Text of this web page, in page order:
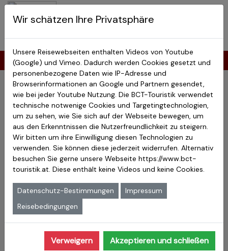
BCT-Touristik
Katalogbestellung Japanreisen
Bitte füllen Sie die Felder des Formulars aus und suchen Sie
sich die Kataloge aus. Wir werden Ihnen die gewünschten
Exemplare innerhalb der nächsten zwei Werktage zusenden.
Bitte beachten Sie, dass aus versandtechnischen Gründen
nicht mehr als zwei Kataloge zur gleichen Zeit bestellt werden
können.
Reisebedingungen Hinweise zum Datenschutz
Japan Studienreisen und Rundreisen
Wir schätzen Ihre Privatsphäre
Unsere Reisewebseiten enthalten Videos von Youtube
(Google) und Vimeo. Dadurch werden Cookies gesetzt und
personenbezogene Daten wie IP-Adresse und
Browserinformationen an Google und Partnern gesendet,
wie bei jeder Youtube Nutzung. Die BCT-Touristik verwendet
technische notwenige Cookies und Targetingtechnologien,
um zu sehen, wie Sie sich auf der Webseite bewegen, um
aus den Erkenntnissen die Nutzerfreundlichkeit zu steigern.
Wir bitten um ihre Einwilligung diesen Technologien zu
verwenden. Sie können diese jederzeit widerrufen. Alternativ
besuchen Sie gerne unsere Webseite https://www.bct-
touristik.at. Diese enthält keine Videos und keine Cookies.
Datenschutz-Bestimmungen
Impressum
Reisebedingungen
Verweigern Akzeptieren und schließen